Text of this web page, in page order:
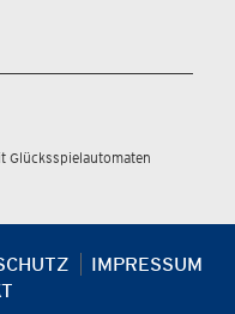
Glücksspielautomaten
IMPRESSUM